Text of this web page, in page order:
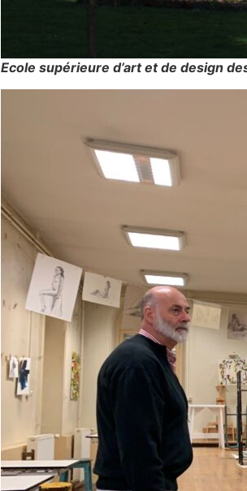
Ecole supérieure d’art et de design